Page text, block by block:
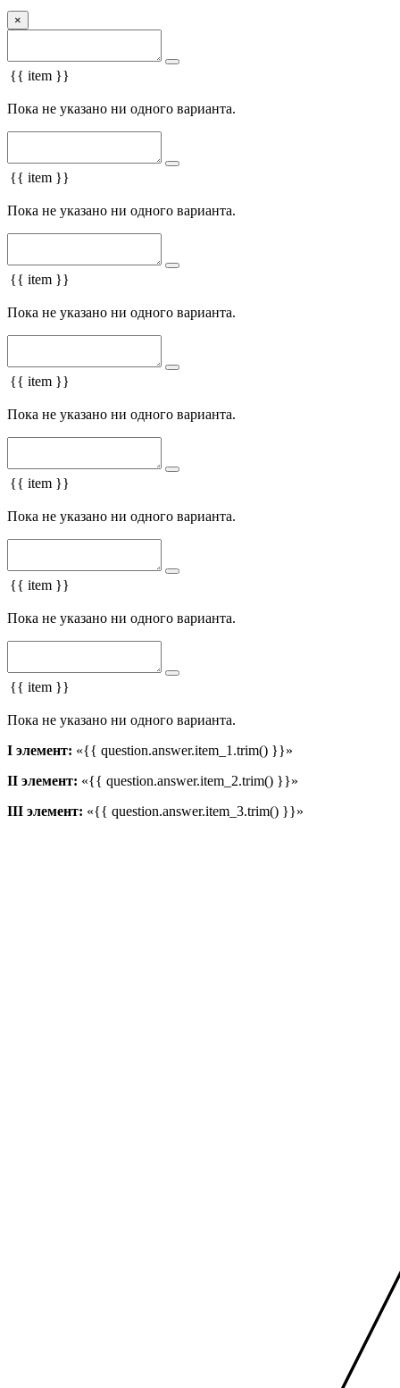
×
{{ item }}
Пока не указано ни одного варианта.
{{ item }}
Пока не указано ни одного варианта.
{{ item }}
Пока не указано ни одного варианта.
{{ item }}
Пока не указано ни одного варианта.
{{ item }}
Пока не указано ни одного варианта.
{{ item }}
Пока не указано ни одного варианта.
{{ item }}
Пока не указано ни одного варианта.
I элемент: «{{ question.answer.item_1.trim() }}»
II элемент: «{{ question.answer.item_2.trim() }}»
III элемент: «{{ question.answer.item_3.trim() }}»